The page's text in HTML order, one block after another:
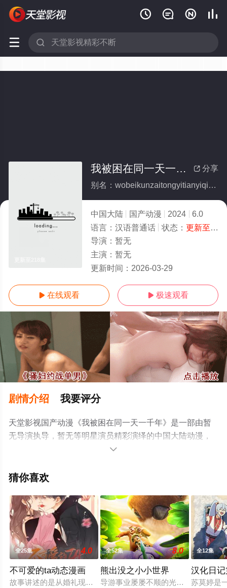
   
 
 分享
我被困在同一天一千年
别名：wobeikunzaitongyitianyiqiannian
中国大陆 国产动漫 2024
6.0
语言： 汉语普通话 状态： 更新至218集
导演： 暂无
主演： 暂无
更新时间： 2026-03-29
 在线观看  极速观看
剧情介绍 我要评分
天堂影视国产动漫《我被困在同一天一千年》是一部由暂
无导演执导，暂无等明星演员精彩演绎的中国大陆动漫，
手机免费观看高清无删减完整版动漫全集就上天堂电影
平台了解。

猜你喜欢
全25集 4.0
不可爱的ta动态漫画
故事讲述的是从婚礼现场逃离的安然，因未婚夫的背叛不愿再信
全52集 8.0
熊出没之小小世界
导游事业屡屡不顺的光头强偶然捡回
全12集
汉化日
苏莫婷是